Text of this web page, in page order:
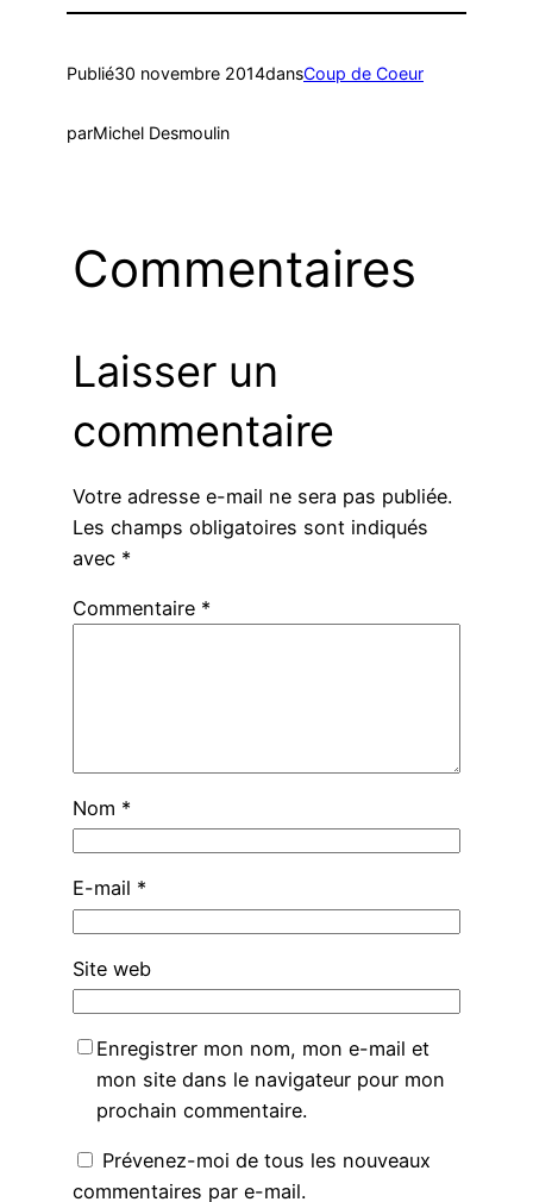
Publié30 novembre 2014dansCoup de Coeur
parMichel Desmoulin
Commentaires
Laisser un
commentaire
Votre adresse e-mail ne sera pas publiée.
Les champs obligatoires sont indiqués
avec *
Commentaire *
Nom *
E-mail *
Site web
Enregistrer mon nom, mon e-mail et
mon site dans le navigateur pour mon
prochain commentaire.
Prévenez-moi de tous les nouveaux
commentaires par e-mail.